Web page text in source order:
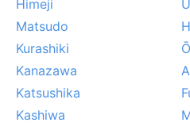
minder direct wordt getroffen
Sneeuwval blijft een
ochtenden is in de herfst niet
Himeji
Matsudo
Kurashiki
Kanazawa
Katsushika
Kashiwa